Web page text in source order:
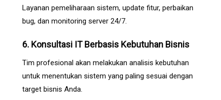
Layanan pemeliharaan sistem, update fitur, perbaikan
bug, dan monitoring server 24/7.
6. Konsultasi IT Berbasis Kebutuhan Bisnis
Tim profesional akan melakukan analisis kebutuhan
untuk menentukan sistem yang paling sesuai dengan
target bisnis Anda.